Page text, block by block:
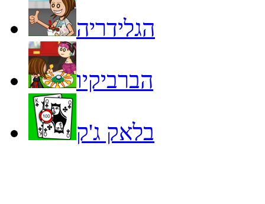
הגלידריה
הברביקיו
בלאק ג'ק